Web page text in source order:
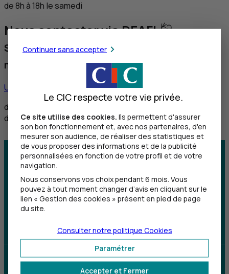
de 8h à 18h le samedi
Nous contacter via DEAFI
Service réservé aux personnes sourdes et
malentendantes
Utiliser ce service
de 8h30 à 12h et de 14h à 18h du lundi au vendredi,
de 8h30 à 12h le samedi
Centre d'aide Trouver une agence
Sourds et
malentendants
Parrainez un proche et profitez ensemble
d’avantages
Continuer sans accepter
Le CIC respecte votre vie privée.
Ce site utilise des cookies. Ils permettent d'assurer
son bon fonctionnement et, avec nos partenaires, d'en
mesurer son audience, de réaliser des statistiques et
de vous proposer des informations et de la publicité
personnalisées en fonction de votre profil et de votre
navigation.
Nous conservons vos choix pendant 6 mois. Vous
pouvez à tout moment changer d’avis en cliquant sur le
lien « Gestion des cookies » présent en pied de page
du site.
Accepter et Fermer
Paramétrer
Consulter notre politique Cookies